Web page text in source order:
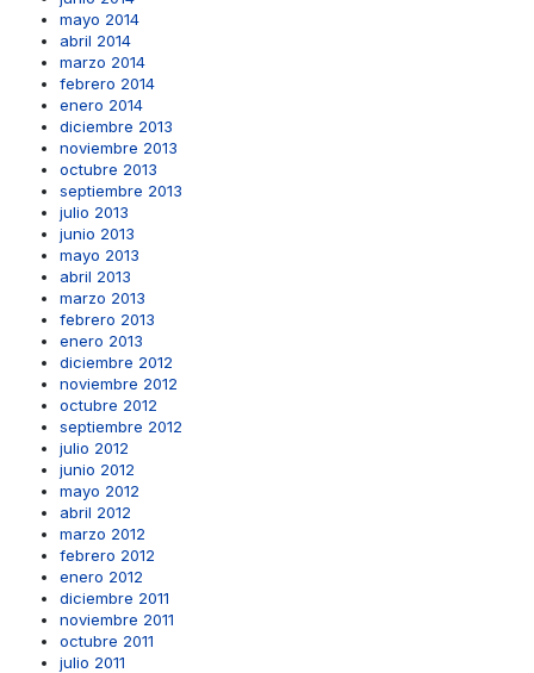
mayo 2014
abril 2014
marzo 2014
febrero 2014
enero 2014
diciembre 2013
noviembre 2013
octubre 2013
septiembre 2013
julio 2013
junio 2013
mayo 2013
abril 2013
marzo 2013
febrero 2013
enero 2013
diciembre 2012
noviembre 2012
octubre 2012
septiembre 2012
julio 2012
junio 2012
mayo 2012
abril 2012
marzo 2012
febrero 2012
enero 2012
diciembre 2011
noviembre 2011
octubre 2011
julio 2011